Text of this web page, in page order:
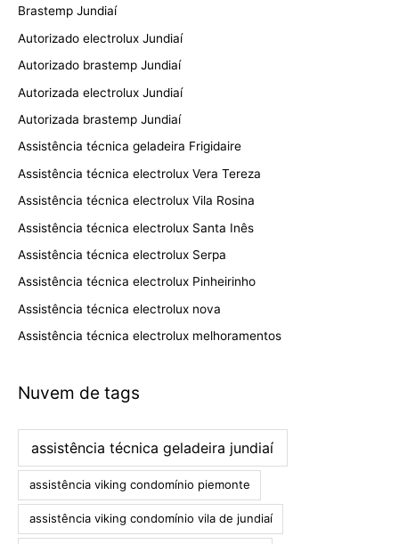
Brastemp Jundiaí
Autorizado electrolux Jundiaí
Autorizado brastemp Jundiaí
Autorizada electrolux Jundiaí
Autorizada brastemp Jundiaí
Assistência técnica geladeira Frigidaire
Assistência técnica electrolux Vera Tereza
Assistência técnica electrolux Vila Rosina
Assistência técnica electrolux Santa Inês
Assistência técnica electrolux Serpa
Assistência técnica electrolux Pinheirinho
Assistência técnica electrolux nova
Assistência técnica electrolux melhoramentos
Nuvem de tags
assistência técnica geladeira jundiaí
assistência viking condomínio piemonte
assistência viking condomínio vila de jundiaí